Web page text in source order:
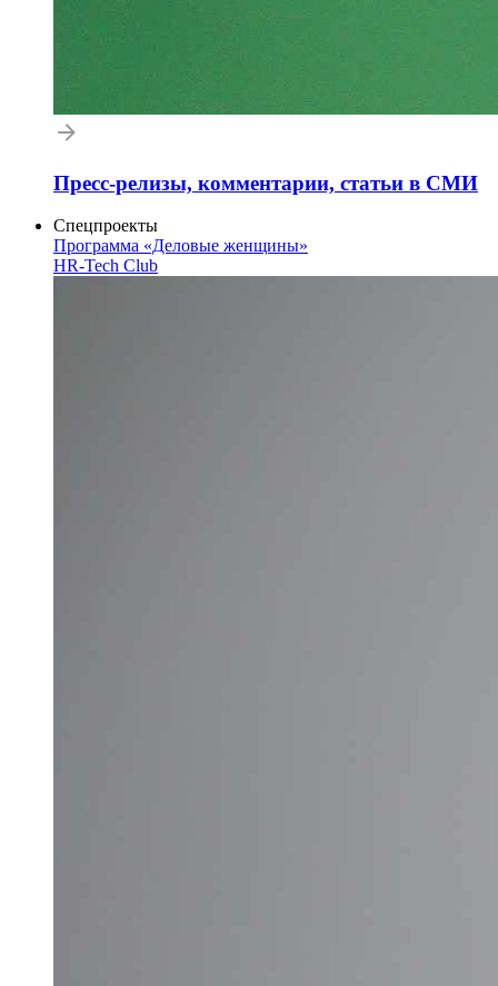
Пресс-релизы, комментарии, статьи в СМИ
Спецпроекты
Программа «Деловые женщины»
HR-Tech Club